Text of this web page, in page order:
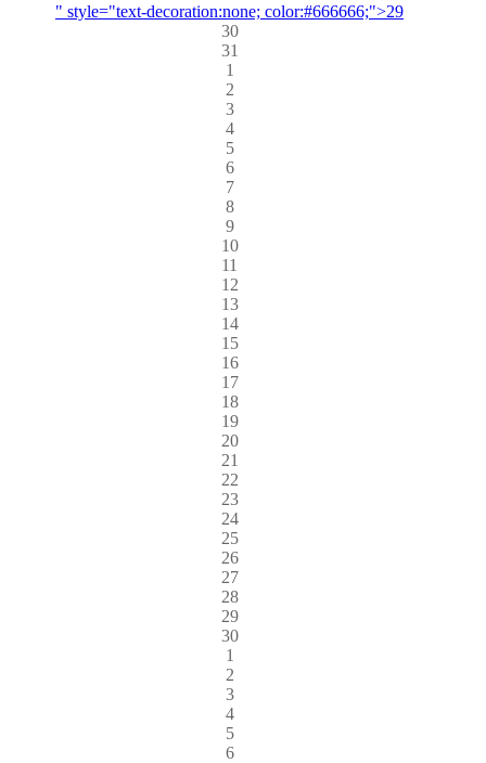
" style="text-decoration:none; color:#666666;">29
30
31
1
2
3
4
5
6
7
8
9
10
11
12
13
14
15
16
17
18
19
20
21
22
23
24
25
26
27
28
29
30
1
2
3
4
5
6